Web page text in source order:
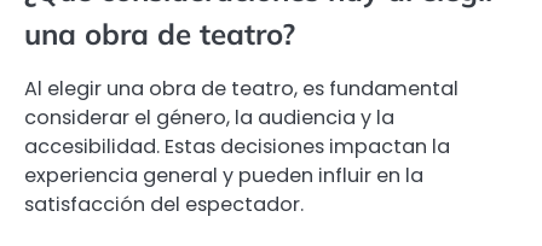
una obra de teatro?
Al elegir una obra de teatro, es fundamental
considerar el género, la audiencia y la
accesibilidad. Estas decisiones impactan la
experiencia general y pueden influir en la
satisfacción del espectador.